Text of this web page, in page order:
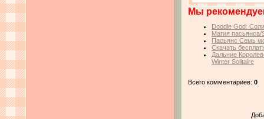
Мы
Doodle God:
Магия
Пасьянс Семь
Скачать
Дальние
Winter Solitaire
Всего комментариев: 0